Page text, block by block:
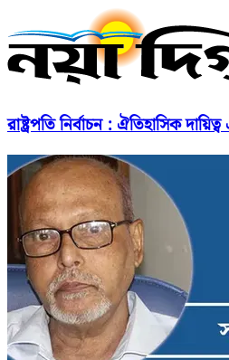
রাষ্ট্রপতি নির্বাচন : ঐতিহাসিক